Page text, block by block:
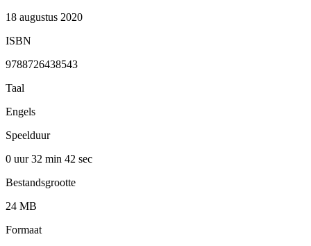
18 augustus 2020
ISBN
9788726438543
Taal
Engels
Speelduur
0 uur 32 min 42 sec
Bestandsgrootte
24 MB
Formaat